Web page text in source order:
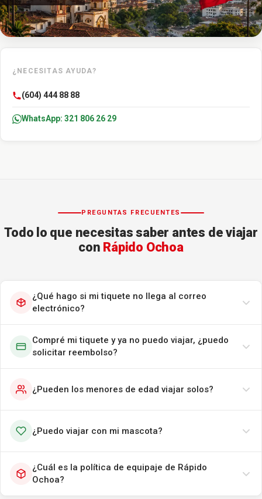
¿NECESITAS AYUDA?
(604) 444 88 88
WhatsApp: 321 806 26 29
PREGUNTAS FRECUENTES
Todo lo que necesitas saber antes de viajar
con Rápido Ochoa
¿Qué hago si mi tiquete no llega al correo
electrónico?
Compré mi tiquete y ya no puedo viajar, ¿puedo
solicitar reembolso?
¿Pueden los menores de edad viajar solos?
¿Puedo viajar con mi mascota?
¿Cuál es la política de equipaje de Rápido
Ochoa?